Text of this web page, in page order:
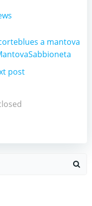
blues a mantova
Sabbioneta
post